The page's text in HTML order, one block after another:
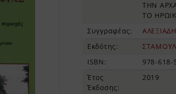
ΤΗΝ
ΤΟ
Συγγραφέας:
Εκδότης:
ISBN:
978-618-
Έτος
Έκδοσης:
2019